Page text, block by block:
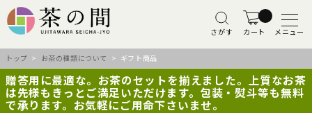
さがす カート メニュー
トップ > お茶の種類について > ギフト商品
贈答用に最適な。お茶のセットを揃えました。上質なお茶
は先様もきっとご満足いただけます。包装・熨斗等も無料
で承ります。お気軽にご用命下さいませ。